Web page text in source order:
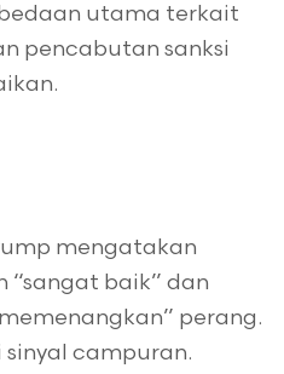
utama terkait
pencabutan sanksi
mengatakan
baik” dan
perang.
campuran.